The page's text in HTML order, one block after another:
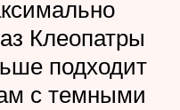
Клеопатры
подходит
с темными